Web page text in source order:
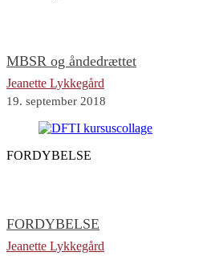
MBSR og åndedrættet
Jeanette Lykkegård
19. september 2018
FORDYBELSE
FORDYBELSE
Jeanette Lykkegård